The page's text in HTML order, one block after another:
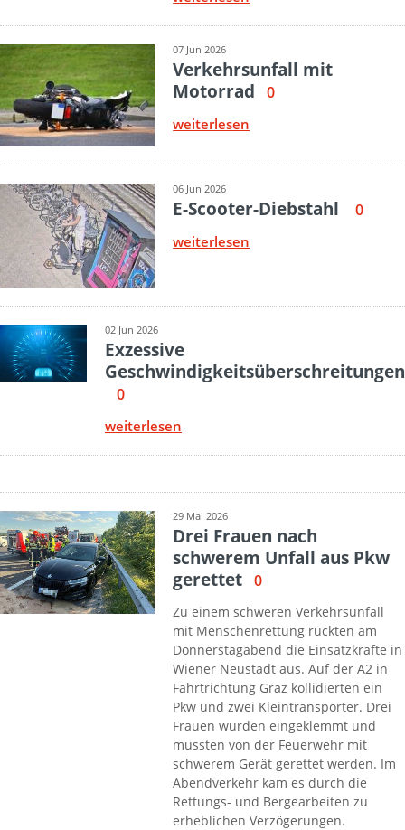
07 Jun 2026
Verkehrsunfall mit
Motorrad
0
weiterlesen
06 Jun 2026
E-Scooter-Diebstahl 0
weiterlesen
02 Jun 2026
Exzessive
Geschwindigkeitsüberschreitungen
0
weiterlesen
29 Mai 2026
Drei Frauen nach
schwerem Unfall aus Pkw
gerettet
0
Zu einem schweren Verkehrsunfall
mit Menschenrettung rückten am
Donnerstagabend die Einsatzkräfte in
Wiener Neustadt aus. Auf der A2 in
Fahrtrichtung Graz kollidierten ein
Pkw und zwei Kleintransporter. Drei
Frauen wurden eingeklemmt und
mussten von der Feuerwehr mit
schwerem Gerät gerettet werden. Im
Abendverkehr kam es durch die
Rettungs- und Bergearbeiten zu
erheblichen Verzögerungen.